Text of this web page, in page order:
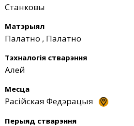
Станковы
Матэрыял
Палатно , Палатно
Тэхналогія стварэння
Алей
Месца
Расійская Федэрацыя
Перыяд стварэння